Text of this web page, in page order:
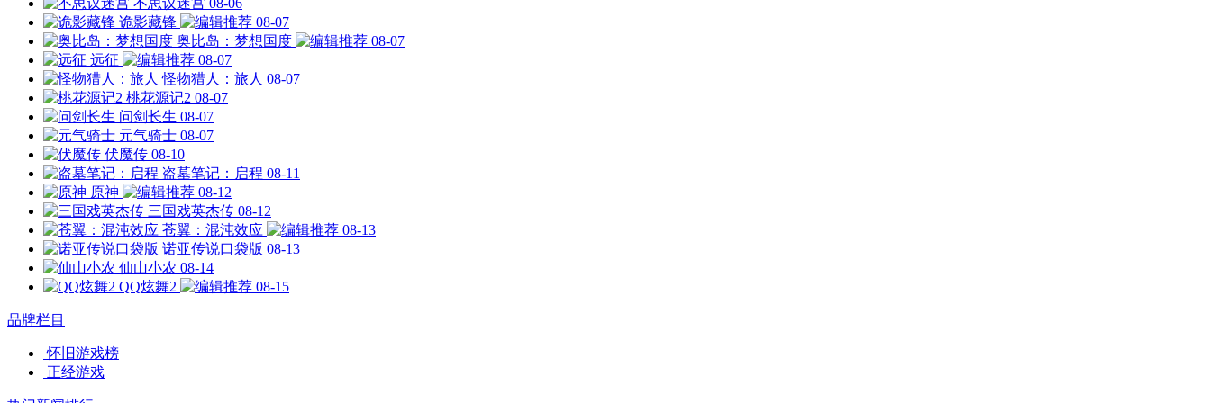
诡影藏锋
08-07
奥比岛：梦想国度
08-07
远征
08-07
怪物猎人：旅人 08-07
桃花源记2 08-07
问剑长生 08-07
元气骑士 08-07
伏魔传 08-10
盗墓笔记：启程 08-11
原神
08-12
三国戏英杰传 08-12
苍翼：混沌效应
08-13
诺亚传说口袋版 08-13
仙山小农 08-14
QQ炫舞2
08-15
品牌栏目
怀旧游戏榜
正经游戏